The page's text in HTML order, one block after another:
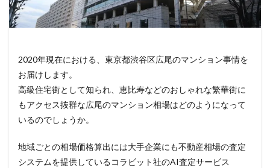
2020年現在における、東京都渋谷区広尾のマンション事情を
お届けします。
高級住宅街として知られ、恵比寿などのおしゃれな繁華街に
もアクセス抜群な広尾のマンション相場はどのようになって
いるのでしょうか。
地域ごとの相場価格算出には大手企業にも不動産相場の査定
システムを提供しているコラビット社のAI査定サービス